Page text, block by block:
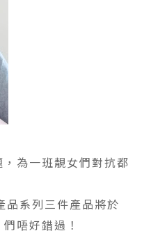
為一班靚女們對抗都
系列三件產品將於
唔好錯過！